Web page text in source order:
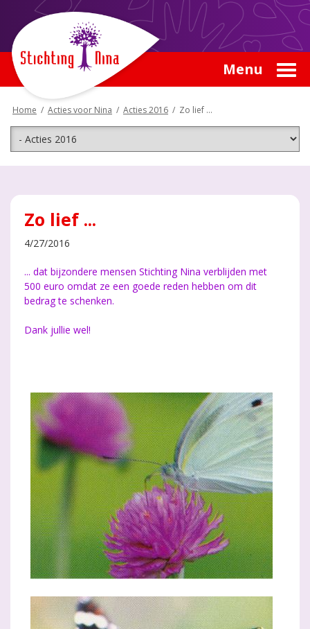
Menu
Home / Acties voor Nina / Acties 2016 / Zo lief ...
Zo lief ...
4/27/2016
... dat bijzondere mensen Stichting Nina verblijden met
500 euro omdat ze een goede reden hebben om dit
bedrag te schenken.
Dank jullie wel!